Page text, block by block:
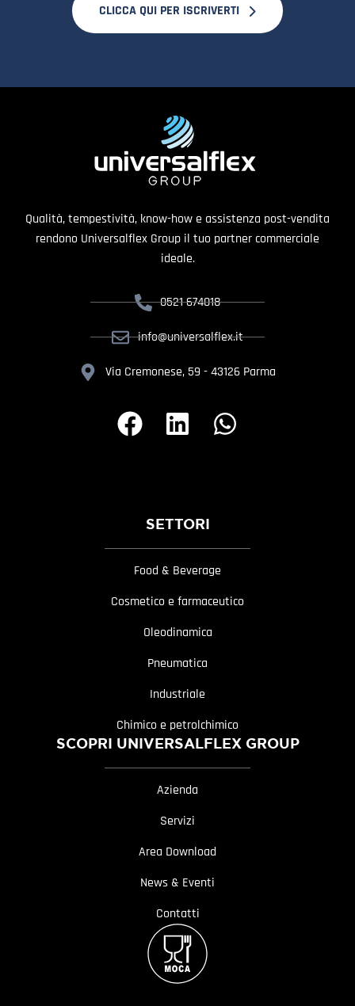
CLICCA QUI PER ISCRIVERTI
Qualità, tempestività, know-how e assistenza post-vendita
rendono Universalflex Group il tuo partner commerciale
ideale.
0521 674018
info@universalflex.it
Via Cremonese, 59 - 43126 Parma
SETTORI
Food & Beverage
Cosmetico e farmaceutico
Oleodinamica
Pneumatica
Industriale
Chimico e petrolchimico
SCOPRI UNIVERSALFLEX GROUP
Azienda
Servizi
Area Download
News & Eventi
Contatti